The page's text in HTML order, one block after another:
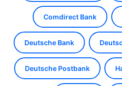
Comdirect Bank
Deutsche Bank
Deutsche Postbank